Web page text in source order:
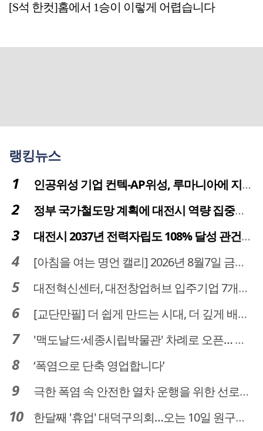
[S석 한컷]홈에서 1승이 이렇게 어렵습니다
랭킹뉴스
인공위성 기업 컨텍-AP위성, 루마니아에 지상국 시스템 전수
정부 국가철도망 계획에 대전시 역량 집중해야
대전시 2037년 전력자립도 108% 달성 관건은 '주민 수용성'
[아침을 여는 명언 캘리] 2026년 8월7일 금요일
대전혁신센터, 대전창업허브 입주기업 7개사 모집
[교단만필] 더 쉽게 만드는 시대, 더 깊게 배우는 교육
'맥도날드·세종시립박물관' 차례로 오픈… 고운동 정주여건 좋아진다
‘폭염으로 단축 영업합니다’
극한 폭염 속 안전한 열차 운행을 위한 선로관리
한달째 '휴업' 대덕구의회…오는 10일 원구성 다시 돌입